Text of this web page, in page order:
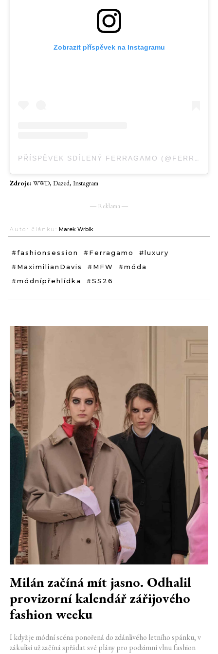
Zobrazit příspěvek na Instagramu
PŘÍSPĚVEK SDÍLENÝ FERRAGAMO (@FERRAGAMO)
Zdroje: WWD, Dazed, Instagram
― Reklama ―
Autor článku: Marek Wrbik
#fashionsession #Ferragamo
#luxury
#MaximilianDavis
#MFW
#móda
#módnípřehlídka
#SS26
Milán začíná mít jasno. Odhalil
provizorní kalendář zářijového
fashion weeku
I když je módní scéna ponořená do zdánlivého letního spánku, v
zákulisí už začíná spřádat své plány pro podzimní vlnu fashion